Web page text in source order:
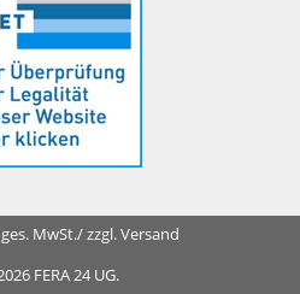
MwSt./ zzgl. Versand
FERA 24 UG.